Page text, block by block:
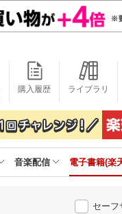
購入履歴 ライブラリ
音楽配信 電子書籍(楽
セーフ